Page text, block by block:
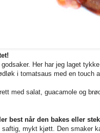
Her har jeg laget
i tomatsaus med en touch
med salat, guacamole og
best når den bakes eller
mykt kjøtt. Den smaker